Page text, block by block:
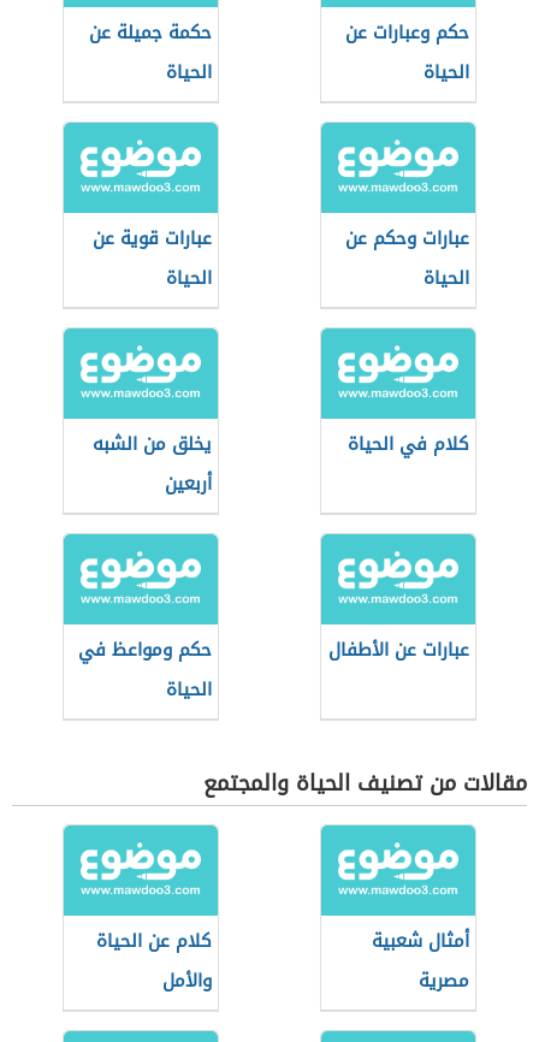
حكم وعبارات عن
الحياة
حكمة جميلة عن
الحياة
عبارات وحكم عن
الحياة
عبارات قوية عن
الحياة
كلام في الحياة
يخلق من الشبه
أربعين
عبارات عن الأطفال
حكم ومواعظ في
الحياة
مقالات من تصنيف الحياة والمجتمع
أمثال شعبية
مصرية
كلام عن الحياة
والأمل